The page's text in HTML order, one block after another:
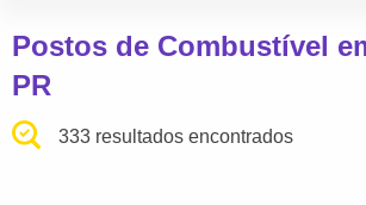
Postos de Combustível
PR
333 resultados encontrados